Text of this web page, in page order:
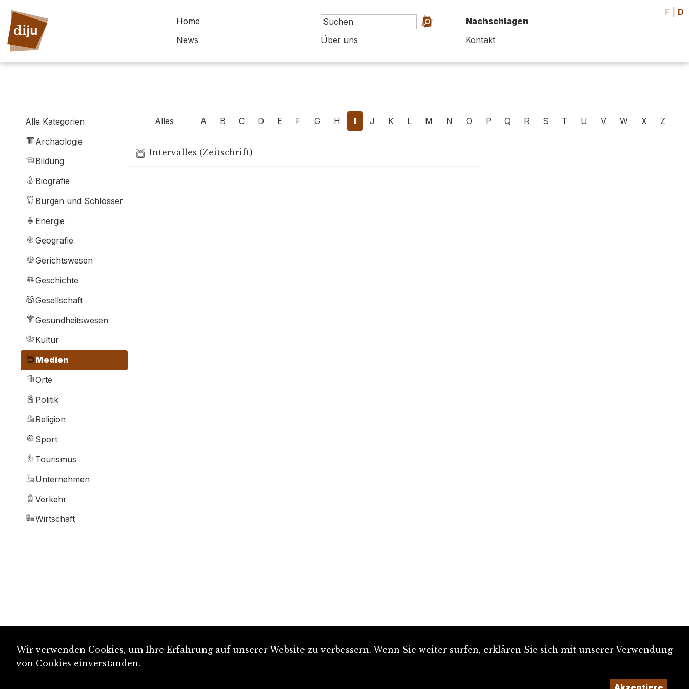
Home
Nachschlagen
News
Über uns Kontakt
F D
Alle Kategorien
Archäologie
Bildung
Biografie
Burgen und Schlösser
Energie
Geografie
Gerichtswesen
Geschichte
Gesellschaft
Gesundheitswesen
Kultur
Medien
Orte
Politik
Religion
Sport
Tourismus
Unternehmen
Verkehr
Wirtschaft
Alles A B C D E F G H I J K L M N O P Q R S T U V W X Z
Intervalles (Zeitschrift)
Wir verwenden Cookies, um Ihre Erfahrung auf unserer Website zu verbessern. Wenn Sie weiter surfen, erklären Sie sich mit unserer Verwendung
von Cookies einverstanden.